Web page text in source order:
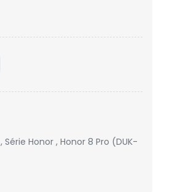
, Série Honor , Honor 8 Pro (DUK-